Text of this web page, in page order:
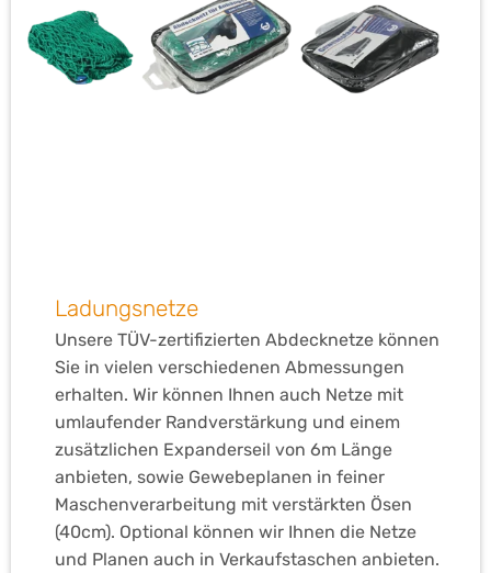
Ladungsnetze
Unsere TÜV-zertifizierten Abdecknetze können
Sie in vielen verschiedenen Abmessungen
erhalten. Wir können Ihnen auch Netze mit
umlaufender Randverstärkung und einem
zusätzlichen Expanderseil von 6m Länge
anbieten, sowie Gewebeplanen in feiner
Maschenverarbeitung mit verstärkten Ösen
(40cm). Optional können wir Ihnen die Netze
und Planen auch in Verkaufstaschen anbieten.